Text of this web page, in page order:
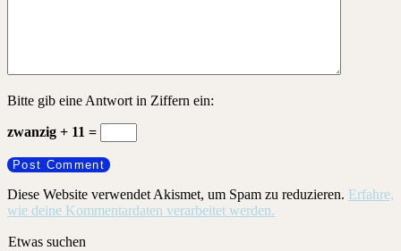
Bitte gib eine Antwort in Ziffern ein:
zwanzig + 11 =
Diese Website verwendet Akismet, um Spam zu reduzieren. Erfahre,
wie deine Kommentardaten verarbeitet werden.
Etwas suchen